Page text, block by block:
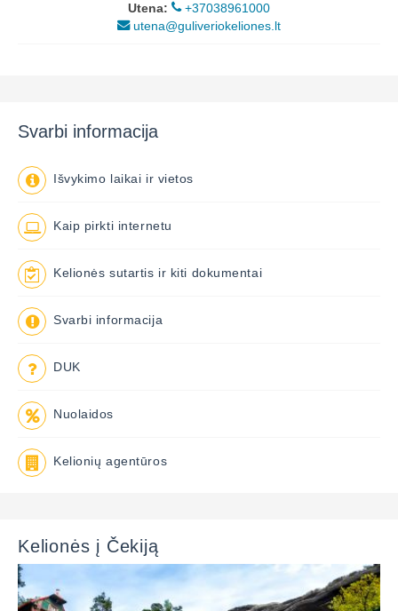
Utena:
+37038961000
utena@guliveriokeliones.lt
Svarbi informacija
Išvykimo laikai ir vietos
Kaip pirkti internetu
Kelionės sutartis ir kiti dokumentai
Svarbi informacija
DUK
Nuolaidos
Kelionių agentūros
Kelionės į Čekiją